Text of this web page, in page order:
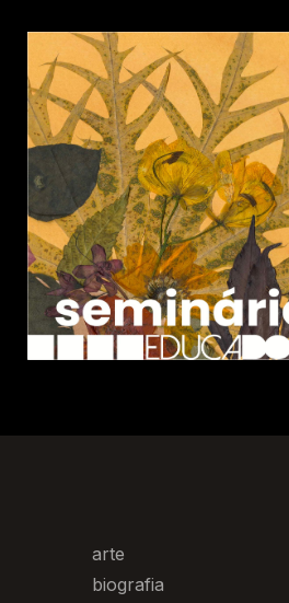
arte
biografia